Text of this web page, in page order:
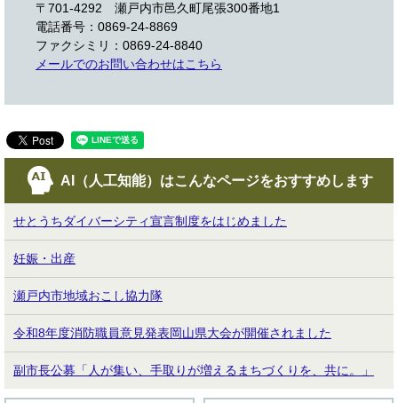
〒701-4292 瀬戸内市邑久町尾張300番地1
電話番号：0869-24-8869
ファクシミリ：0869-24-8840
メールでのお問い合わせはこちら
AI（人工知能）はこんなページをおすすめします
せとうちダイバーシティ宣言制度をはじめました
妊娠・出産
瀬戸内市地域おこし協力隊
令和8年度消防職員意見発表岡山県大会が開催されました
副市長公募「人が集い、手取りが増えるまちづくりを、共に。」